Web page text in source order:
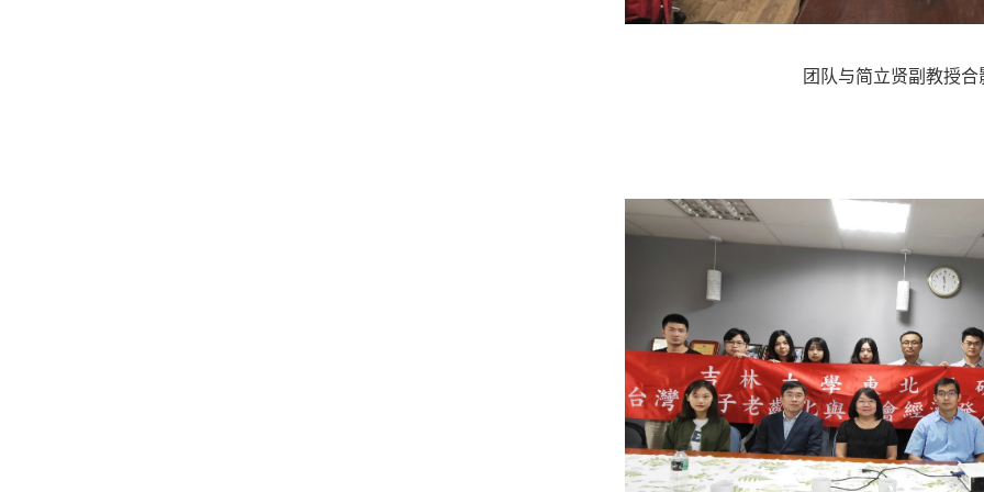
团队与简立贤副教授合